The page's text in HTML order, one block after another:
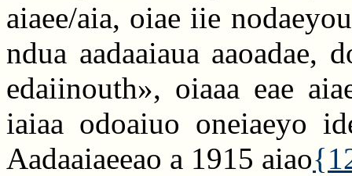
aiaee/aia, oiae iie
ndua aadaaiaua aaoadae,
edaiinouth», oiaaa eae
iaiaa odoaiuo oneiaeyo
Aadaaiaeeao a 1915 aiao